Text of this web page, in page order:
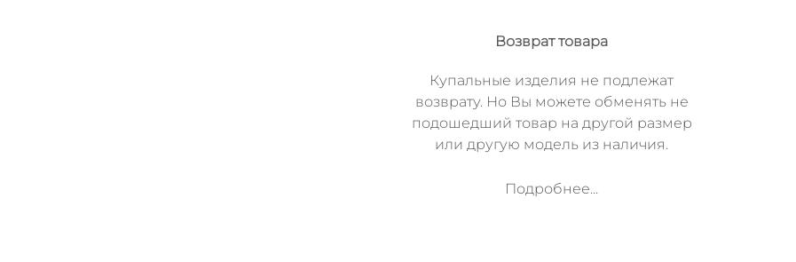
Возврат товара
Купальные изделия не подлежат
возврату. Но Вы можете обменять не
подошедший товар на другой размер
или другую модель из наличия.
Подробнее...